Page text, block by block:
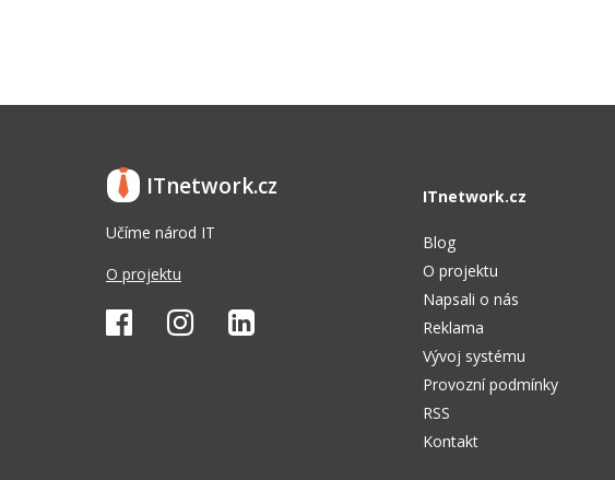
ITnetwork.cz
Učíme národ IT
O projektu
ITnetwork.cz
Blog
O projektu
Napsali o nás
Reklama
Vývoj systému
Provozní podmínky
RSS
Kontakt